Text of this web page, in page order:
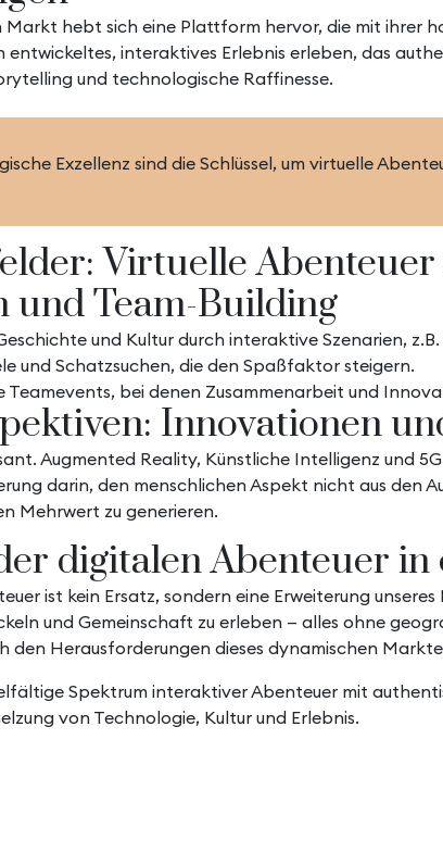
hebt sich eine Plattform hervor, die mit ihrer
entwickeltes, interaktives Erlebnis erleben, das
und technologische Raffinesse.
Exzellenz sind die Schlüssel, um virtuelle
Virtuelle
und Team-Building
und Kultur durch interaktive Szenarien,
und Schatzsuchen, die den Spaßfaktor steigern.
Teamevents, bei denen Zusammenarbeit und
Innovationen
Augmented Reality, Künstliche Intelligenz und
darin, den menschlichen Aspekt nicht aus den
Mehrwert zu generieren.
digitalen Abenteuer
ist kein Ersatz, sondern eine Erweiterung
und Gemeinschaft zu erleben — alles ohne
den Herausforderungen dieses dynamischen
Spektrum interaktiver Abenteuer mit
von Technologie, Kultur und Erlebnis.